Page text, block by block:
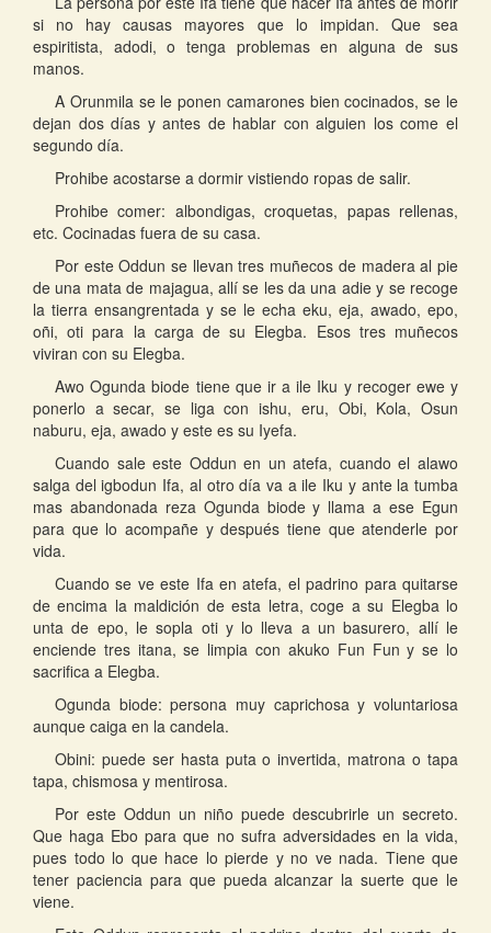
si no hay causas mayores que lo impidan. Que sea
espiritista, adodi, o tenga problemas en alguna de sus
manos.
A Orunmila se le ponen camarones bien cocinados, se le
dejan dos días y antes de hablar con alguien los come el
segundo día.
Prohibe acostarse a dormir vistiendo ropas de salir.
Prohibe comer: albondigas, croquetas, papas rellenas,
etc. Cocinadas fuera de su casa.
Por este Oddun se llevan tres muñecos de madera al pie
de una mata de majagua, allí se les da una adie y se recoge
la tierra ensangrentada y se le echa eku, eja, awado, epo,
oñi, oti para la carga de su Elegba. Esos tres muñecos
viviran con su Elegba.
Awo Ogunda biode tiene que ir a ile Iku y recoger ewe y
ponerlo a secar, se liga con ishu, eru, Obi, Kola, Osun
naburu, eja, awado y este es su Iyefa.
Cuando sale este Oddun en un atefa, cuando el alawo
salga del igbodun Ifa, al otro día va a ile Iku y ante la tumba
mas abandonada reza Ogunda biode y llama a ese Egun
para que lo acompañe y después tiene que atenderle por
vida.
Cuando se ve este Ifa en atefa, el padrino para quitarse
de encima la maldición de esta letra, coge a su Elegba lo
unta de epo, le sopla oti y lo lleva a un basurero, allí le
enciende tres itana, se limpia con akuko Fun Fun y se lo
sacrifica a Elegba.
Ogunda biode: persona muy caprichosa y voluntariosa
aunque caiga en la candela.
Obini: puede ser hasta puta o invertida, matrona o tapa
tapa, chismosa y mentirosa.
Por este Oddun un niño puede descubrirle un secreto.
Que haga Ebo para que no sufra adversidades en la vida,
pues todo lo que hace lo pierde y no ve nada. Tiene que
tener paciencia para que pueda alcanzar la suerte que le
viene.